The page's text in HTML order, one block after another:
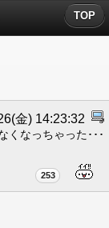
TOP
金) 14:23:32
くなっちゃった･･･
253